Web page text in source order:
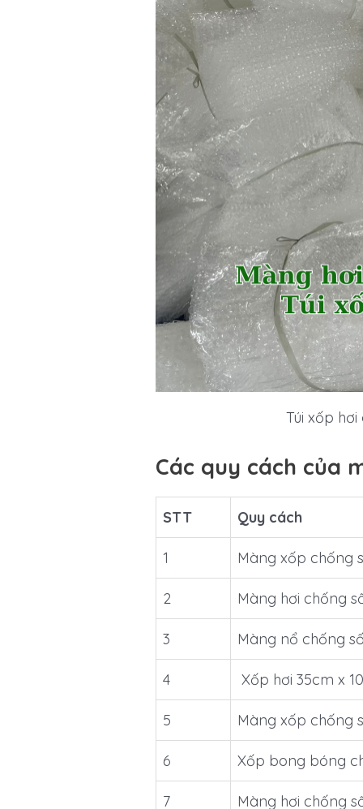
Túi xốp
Các quy cách của
STT Quy cách
1 Màng xốp chống
2 Màng hơi chống
3 Màng nổ chống
4 Xốp hơi 35cm x
5 Màng xốp chống
6 Xốp bong bóng
7 Màng hơi chống